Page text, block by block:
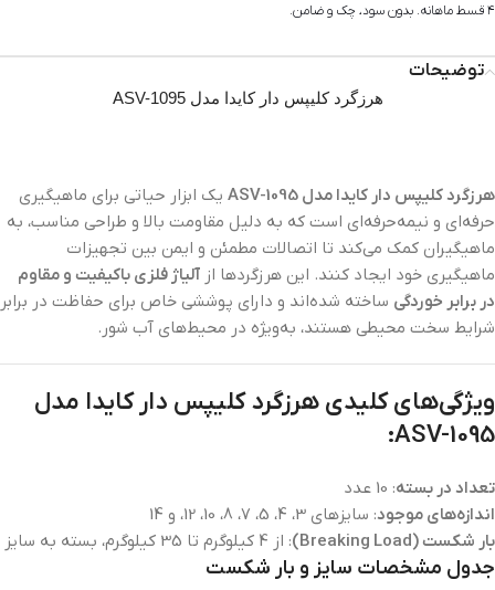
۴ قسط ماهانه. بدون سود، چک و ضامن.
توضیحات
هرزگرد کلیپس دار کایدا مدل ASV-1095
هرزگرد کلیپس دار کایدا مدل ASV-1095
یک ابزار حیاتی برای ماهیگیری
حرفه‌ای و نیمه‌حرفه‌ای است که به دلیل مقاومت بالا و طراحی مناسب، به
ماهیگیران کمک می‌کند تا اتصالات مطمئن و ایمن بین تجهیزات
ماهیگیری خود ایجاد کنند. این هرزگردها از آلیاژ فلزی باکیفیت و مقاوم
در برابر خوردگی ساخته شده‌اند و دارای پوششی خاص برای حفاظت در برابر
شرایط سخت محیطی هستند، به‌ویژه در محیط‌های آب شور.
ویژگی‌های کلیدی هرزگرد کلیپس دار کایدا مدل
ASV-1095:
تعداد در بسته: 10 عدد
اندازه‌های موجود: سایزهای 3، 4، 5، 7، 8، 10، 12، و 14
بار شکست (Breaking Load)
: از 4 کیلوگرم تا 35 کیلوگرم، بسته به سایز
جدول مشخصات سایز و بار شکست